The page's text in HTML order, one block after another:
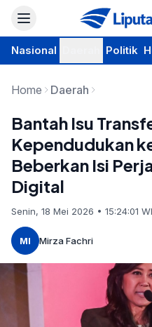
Nasional Politik
Home Daerah
Bantah Isu
Kependudukan
Beberkan Isi
Digital
Senin, 18 Mei 2026 • 15:24:01
MI Mirza Fachri